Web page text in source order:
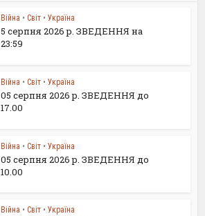
Війна • Світ • Україна
5 серпня 2026 р. ЗВЕДЕННЯ на
23:59
Війна • Світ • Україна
05 серпня 2026 р. ЗВЕДЕННЯ до
17.00
Війна • Світ • Україна
05 серпня 2026 р. ЗВЕДЕННЯ до
10.00
Війна • Світ • Україна